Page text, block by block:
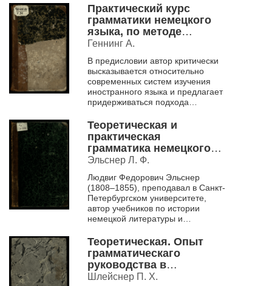
немецкой грамматики.
"Геблера&...
Практический курс
грамматики немецкого
языка, по методе
Оллендорфа, принятый
классах женских
учебных заведений
Ведомства учреждений
императрицы Марии и
военно-учебных
заведениях.
Геннинг А.
В предисловии автор критически
высказывается относительно
современных систем изучения
иностранного языка и предлагает
придерживаться подхода
подробное описание методики
освоения...
Теоретическая и
практическая
грамматика немецкого
языка, в вопросах и
примерами.
Эльснер Л. Ф.
Людвиг Федорович Эльснер
(1808–1855), преподавал в Санкт-
Петербургском университете,
автор учебников по истории
немецкой литературы и
В электронной коллекции
представлено...
Теоретическая. Опыт
грамматическаго
руководства в
переводах с российскаго
Шлейснер П. Х.